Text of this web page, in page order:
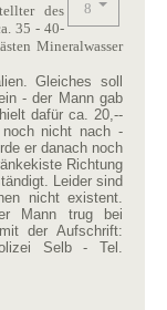
des
35 - 40-
Mineralwasser
Gleiches soll
- der Mann gab
dafür ca. 20,--
nicht nach -
er danach noch
Richtung
Leider sind
nicht existent.
Mann trug bei
der Aufschrift:
Selb - Tel.